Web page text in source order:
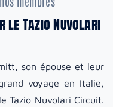
le Tazio Nuvolari
son épouse et leur
voyage en Italie,
Tazio Nuvolari Circuit.